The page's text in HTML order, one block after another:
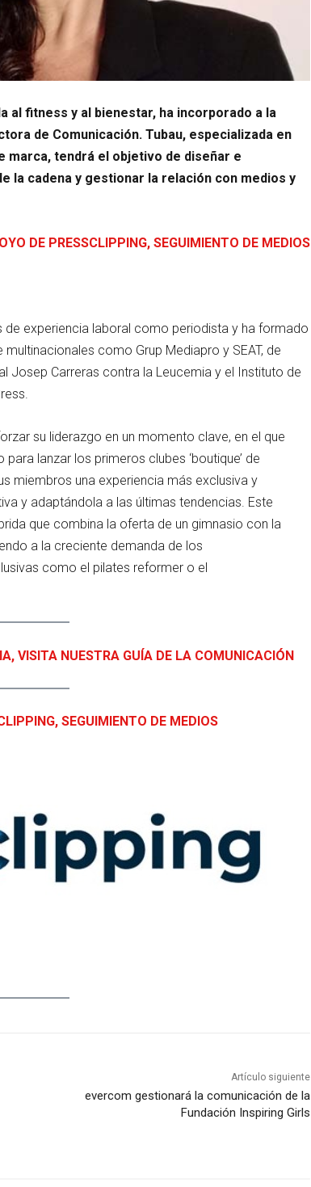
al fitness y al bienestar, ha incorporado a la
de Comunicación. Tubau, especializada en
marca, tendrá el objetivo de diseñar e
la cadena y gestionar la relación con medios y
DE PRESSCLIPPING, SEGUIMIENTO DE MEDIOS
de experiencia laboral como periodista y ha formado
como Grup Mediapro y SEAT, de
Josep Carreras contra la Leucemia y el Instituto de
su liderazgo en un momento clave, en el que
lanzar los primeros clubes ‘boutique’ de
miembros una experiencia más exclusiva y
y adaptándola a las últimas tendencias. Este
que combina la oferta de un gimnasio con la
a la creciente demanda de los
como el pilates reformer o el
VISITA NUESTRA GUÍA DE LA COMUNICACIÓN
SEGUIMIENTO DE MEDIOS
Artículo siguiente
evercom gestionará la comunicación de la
Fundación Inspiring Girls